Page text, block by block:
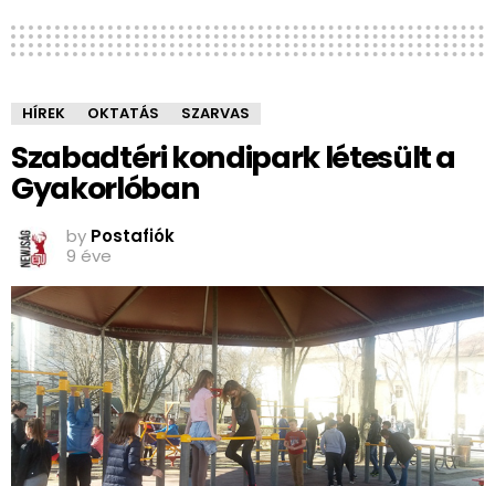
HÍREK OKTATÁS SZARVAS
Szabadtéri kondipark létesült a
Gyakorlóban
by Postafiók
9 éve